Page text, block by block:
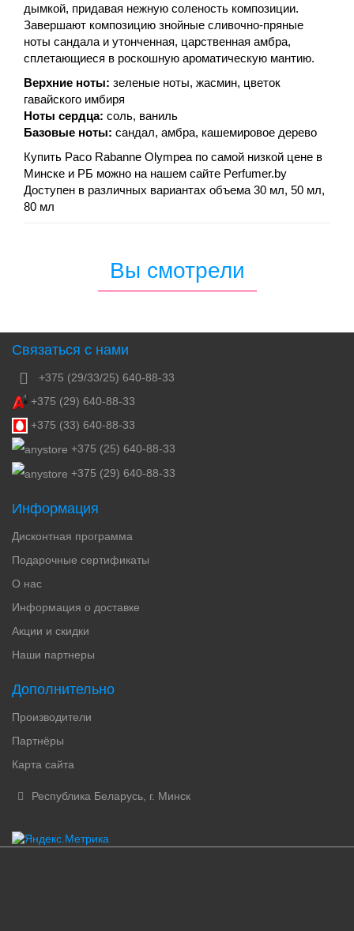
дымкой, придавая нежную соленость композиции.
Завершают композицию знойные сливочно-пряные
ноты сандала и утонченная, царственная амбра,
сплетающиеся в роскошную ароматическую мантию.
Верхние ноты: зеленые ноты, жасмин, цветок
гавайского имбиря
Ноты сердца: соль, ваниль
Базовые ноты: сандал, амбра, кашемировое дерево
Купить Paco Rabanne Olympea по самой низкой цене в
Минске и РБ можно на нашем сайте Perfumer.by
Доступен в различных вариантах объема 30 мл, 50 мл,
80 мл
Вы смотрели
Связаться с нами
+375 (29/33/25) 640-88-33
+375 (29) 640-88-33
+375 (33) 640-88-33
+375 (25) 640-88-33
+375 (29) 640-88-33
Информация
Дисконтная программа
Подарочные сертификаты
О нас
Информация о доставке
Акции и скидки
Наши партнеры
Дополнительно
Производители
Партнёры
Карта сайта
Республика Беларусь, г. Минск